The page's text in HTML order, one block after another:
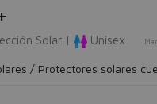
Solar | Unisex
/ Protectores solares